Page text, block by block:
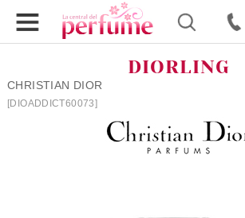
DIORLING
CHRISTIAN DIOR
[DIOADDICT60073]